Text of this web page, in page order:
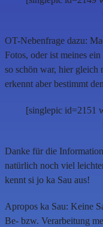
OT-Nebenfrage dazu:
Fotos, oder ist meines
so schön war, hier gleich
erkennt aber bestimmt
[singlepic id=2151
Danke für die
natürlich noch viel
kennt si jo ka Sau aus!
Apropos ka Sau: Keine
Be- bzw. Verarbeitung